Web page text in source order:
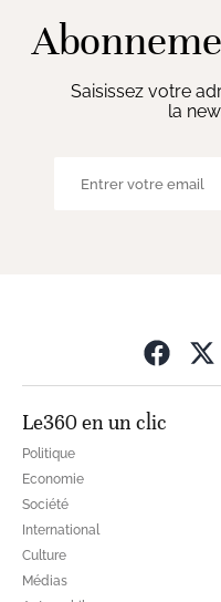
Saisissez votre
la
Le360 en un clic
Politique
Economie
Société
International
Culture
Médias